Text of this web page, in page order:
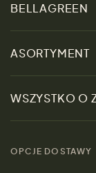
BELLAGREEN
Skontaktuj się z
ASORTYMENT
Kobiety
Mężczyźni
WSZYSTKO O
rozmiarach
OPCJE DOSTAWY